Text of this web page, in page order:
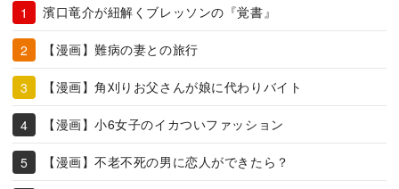
濱口竜介が紐解くブレッソンの『覚書』
【漫画】難病の妻との旅行
【漫画】角刈りお父さんが娘に代わりバイト
【漫画】小6女子のイカついファッション
【漫画】不老不死の男に恋人ができたら？